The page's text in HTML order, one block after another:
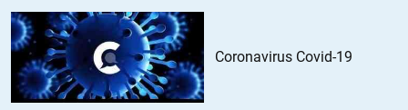
Coronavirus Covid-19